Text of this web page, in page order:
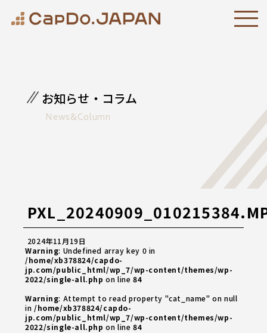
お知らせ・コラム
News&Column
2024年11月19日
Warning: Undefined array key 0 in
/home/xb378824/capdo-
jp.com/public_html/wp_7/wp-content/themes/wp-
2022/single-all.php on line84
Warning: Attempt to read property "cat_name" on null
in/home/xb378824/capdo-
jp.com/public_html/wp_7/wp-content/themes/wp-
2022/single-all.php on line84